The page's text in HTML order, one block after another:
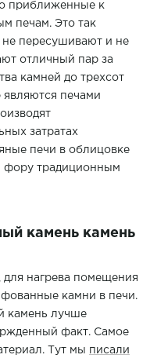
приближенные к
печам. Это так
пересушивают и не
отличный пар за
камней до трехсот
являются печами
затратах
печи в облицовке
фору традиционным
камень камень
для нагрева помещения
камни в печи.
камень лучше
факт. Самое
Тут мы писали